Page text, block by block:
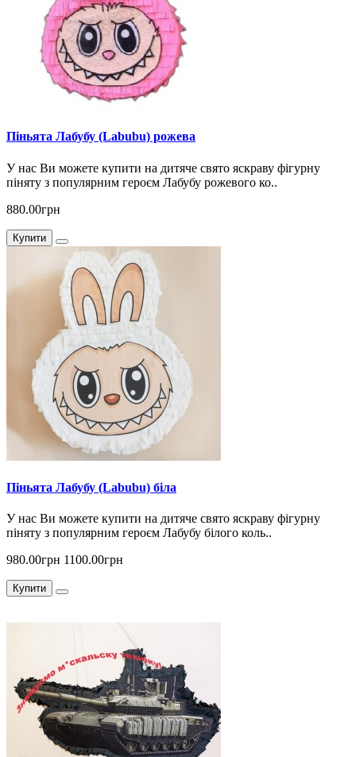
Піньята Лабубу (Labubu) рожева
У нас Ви можете купити на дитяче свято яскраву фігурну
піняту з популярним героєм Лабубу рожевого ко..
880.00грн
Купити
Піньята Лабубу (Labubu) біла
У нас Ви можете купити на дитяче свято яскраву фігурну
піняту з популярним героєм Лабубу білого коль..
980.00грн 1100.00грн
Купити